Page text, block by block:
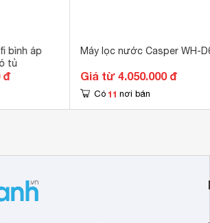
LỌC TẠP CHẤT, VI RÚT, VI KHUẨN
tắc nghẽn
tự làm sạch chất bẩn hiệu quả vì thế
sạch giúp kéo dài tuổi thọ bộ lọc gấp 3
bình áp
tủ
đ
Máy lọc nước Casper WH-
Giá từ 4.050.000 đ
Có 11 nơi bán